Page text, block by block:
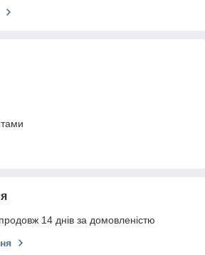
14 днів за домовленістю